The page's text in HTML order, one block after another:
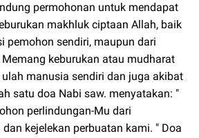
permohonan untuk mendapat
makhluk ciptaan Allah, baik
pemohon sendiri, maupun dari
keburukan atau mudharat
manusia sendiri dan juga akibat
satu doa Nabi saw. menyatakan: "
perlindungan-Mu dari
kejelekan perbuatan kami. " Doa